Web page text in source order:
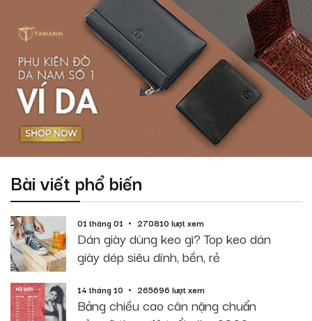
Bài viết phổ biến
01 tháng 01 270810 lượt xem
Dán giày dùng keo gì? Top keo dán
giày dép siêu dính, bền, rẻ
14 tháng 10 265696 lượt xem
Bảng chiều cao cân nặng chuẩn